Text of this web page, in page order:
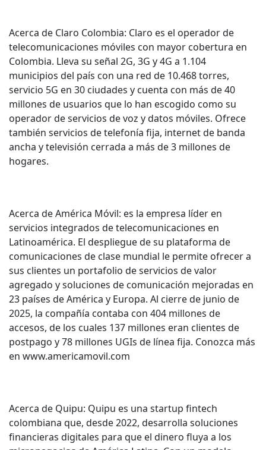
Acerca de Claro Colombia: Claro es el operador de
telecomunicaciones móviles con mayor cobertura en
Colombia. Lleva su señal 2G, 3G y 4G a 1.104
municipios del país con una red de 10.468 torres,
servicio 5G en 30 ciudades y cuenta con más de 40
millones de usuarios que lo han escogido como su
operador de servicios de voz y datos móviles. Ofrece
también servicios de telefonía fija, internet de banda
ancha y televisión cerrada a más de 3 millones de
hogares.
Acerca de América Móvil: es la empresa líder en
servicios integrados de telecomunicaciones en
Latinoamérica. El despliegue de su plataforma de
comunicaciones de clase mundial le permite ofrecer a
sus clientes un portafolio de servicios de valor
agregado y soluciones de comunicación mejoradas en
23 países de América y Europa. Al cierre de junio de
2025, la compañía contaba con 404 millones de
accesos, de los cuales 137 millones eran clientes de
postpago y 78 millones UGIs de línea fija. Conozca más
en www.americamovil.com
Acerca de Quipu: Quipu es una startup fintech
colombiana que, desde 2022, desarrolla soluciones
financieras digitales para que el dinero fluya a los